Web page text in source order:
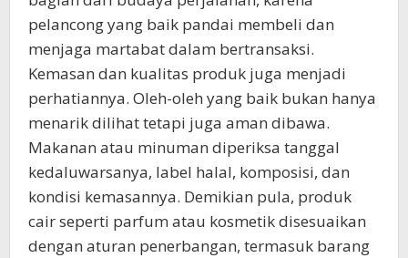
pelancong yang baik pandai membeli dan
menjaga martabat dalam bertransaksi.
Kemasan dan kualitas produk juga menjadi
perhatiannya. Oleh-oleh yang baik bukan hanya
menarik dilihat tetapi juga aman dibawa.
Makanan atau minuman diperiksa tanggal
kedaluwarsanya, label halal, komposisi, dan
kondisi kemasannya. Demikian pula, produk
cair seperti parfum atau kosmetik disesuaikan
dengan aturan penerbangan, termasuk barang